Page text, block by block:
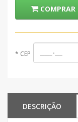
COMPRAR
* CEP
DESCRIÇÃO